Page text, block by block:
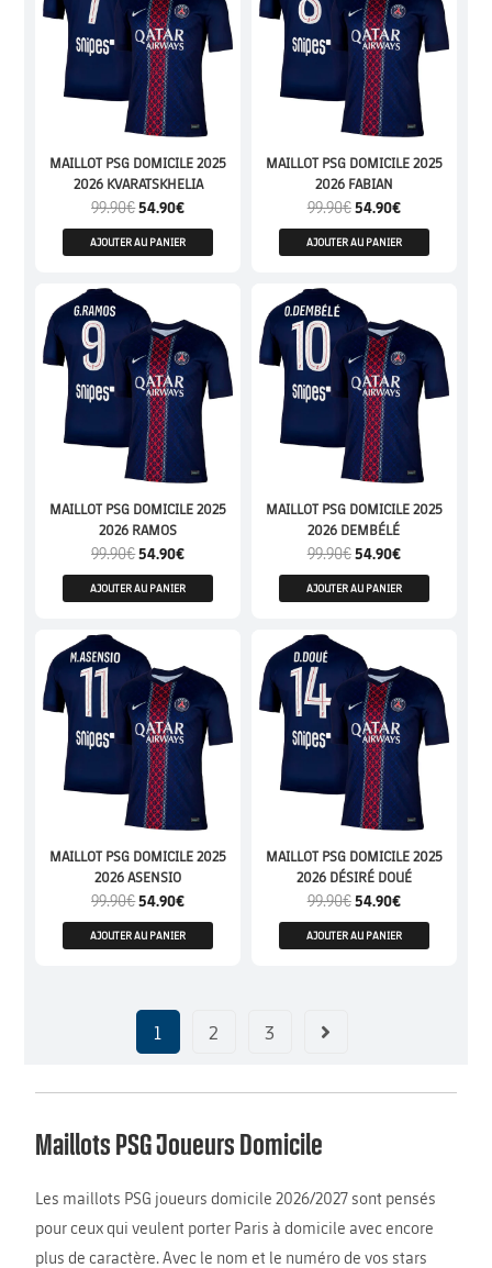
MAILLOT PSG DOMICILE 2025
2026 KVARATSKHELIA
99.90€54.90€
AJOUTER AU PANIER
MAILLOT PSG DOMICILE 2025
2026 FABIAN
99.90€54.90€
AJOUTER AU PANIER
MAILLOT PSG DOMICILE 2025
2026 RAMOS
99.90€54.90€
AJOUTER AU PANIER
MAILLOT PSG DOMICILE 2025
2026 DEMBÉLÉ
99.90€54.90€
AJOUTER AU PANIER
MAILLOT PSG DOMICILE 2025
2026 ASENSIO
99.90€54.90€
AJOUTER AU PANIER
MAILLOT PSG DOMICILE 2025
2026 DÉSIRÉ DOUÉ
99.90€54.90€
AJOUTER AU PANIER
1 2 3
Maillots PSG Joueurs Domicile
Les maillots PSG joueurs domicile 2026/2027 sont pensés
pour ceux qui veulent porter Paris à domicile avec encore
plus de caractère. Avec le nom et le numéro de vos stars